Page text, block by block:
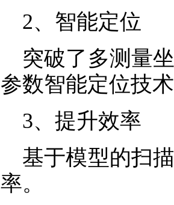
2、智能定位
突破了多测量
参数智能定位技
3、提升效率
基于模型的扫
率。